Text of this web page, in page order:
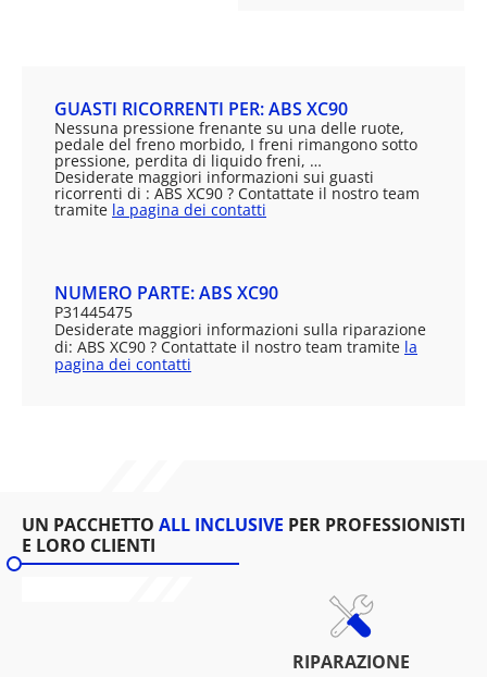
GUASTI RICORRENTI PER: ABS XC90
Nessuna pressione frenante su una delle ruote,
pedale del freno morbido, I freni rimangono sotto
pressione, perdita di liquido freni, …
Desiderate maggiori informazioni sui guasti
ricorrenti di : ABS XC90 ? Contattate il nostro team
tramite la pagina dei contatti
NUMERO PARTE: ABS XC90
P31445475
Desiderate maggiori informazioni sulla riparazione
di: ABS XC90 ? Contattate il nostro team tramite la
pagina dei contatti
UN PACCHETTO ALL INCLUSIVE PER PROFESSIONISTI
E LORO CLIENTI
RIPARAZIONE